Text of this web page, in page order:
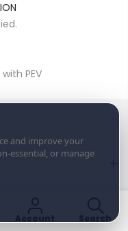
and improve your
essential, or manage
Account Search
PEV
Аккаунт Поиск